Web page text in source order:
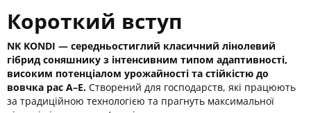
Короткий вступ
NK KONDI — середньостиглий класичний лінолевий
гібрид соняшнику з інтенсивним типом адаптивності,
високим потенціалом урожайності та стійкістю до
вовчка рас A–E. Створений для господарств, які працюють
за традиційною технологією та прагнуть максимальної